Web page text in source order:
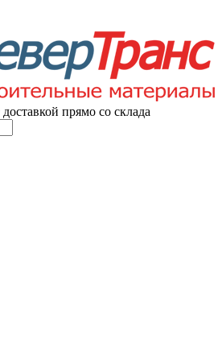
прямо со склада